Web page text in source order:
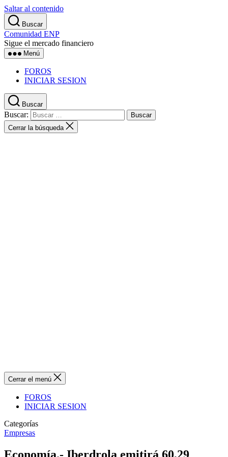
Saltar al contenido
Buscar
Comunidad ENP
Sigue el mercado financiero
Menú
FOROS
INICIAR SESION
Buscar
Buscar:
Cerrar la búsqueda
Cerrar el menú
FOROS
INICIAR SESION
Categorías
Empresas